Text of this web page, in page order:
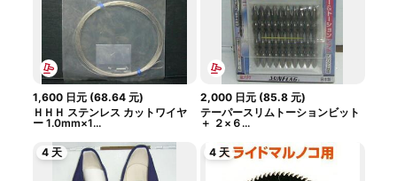
1,600 日元(68.64 元)
ＨＨＨ ステンレス カットワイヤ
ー 1.0mm×1...
2,000 日元 (85.8 元)
テーパースリムトーションビット
＋ ２×６...
4 天 4 天